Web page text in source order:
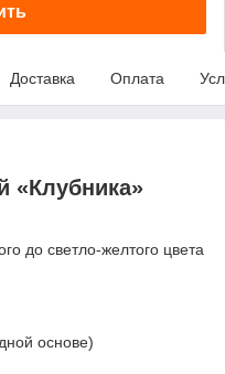
Доставка Оплата
«Клубника»
до светло-желтого цвета
основе)